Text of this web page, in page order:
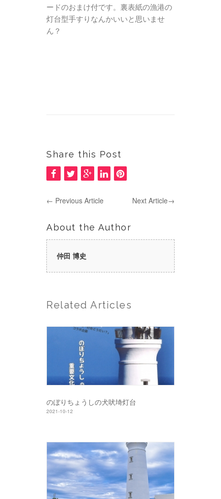
ードのおまけ付です。裏表紙の漁港の
灯台型手すりなんかいいと思いませ
ん？
Share this Post
← Previous Article Next Article→
About the Author
仲田 博史
Related Articles
のぼりちょうしの犬吠埼灯台
2021-10-12